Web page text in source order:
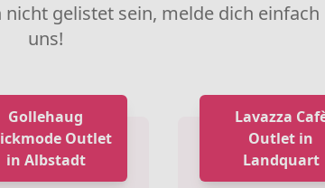
gelistet sein, melde dich einfach
uns!
Gollehaug
Outlet
in Albstadt
Lavazza
Outlet in
Landquart